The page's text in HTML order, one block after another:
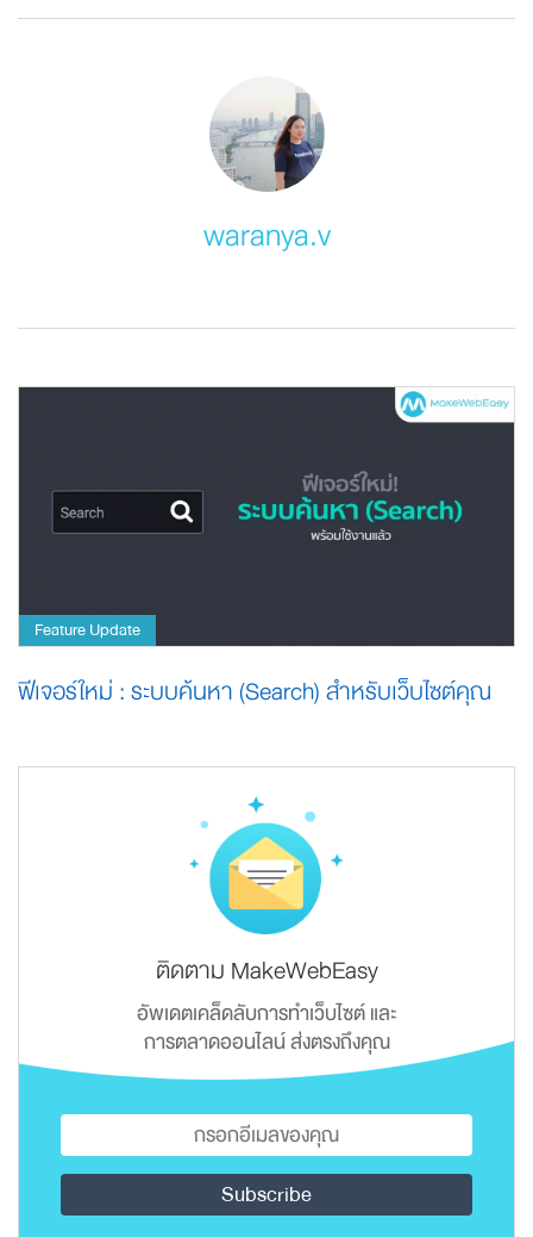
waranya.v
Feature Update
ฟีเจอร์ใหม่ : ระบบค้นหา (Search) สำหรับเว็บไซต์คุณ
ติดตาม MakeWebEasy
อัพเดตเคล็ดลับการทำเว็บไซต์ และ
การตลาดออนไลน์ ส่งตรงถึงคุณ